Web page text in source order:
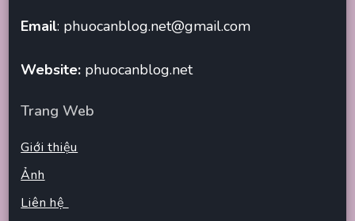
Email: phuocanblog.net@gmail.com
Website: phuocanblog.net
Trang Web
Giới thiệu
Ảnh
Liên hệ